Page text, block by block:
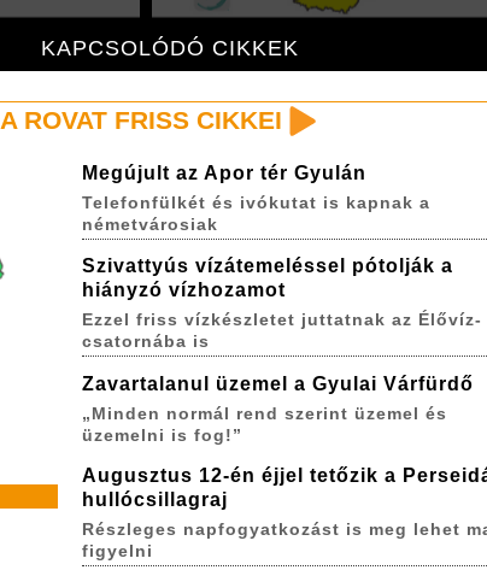
KAPCSOLÓDÓ CIKKEK
A ROVAT FRISS CIKKEI
Megújult az Apor tér Gyulán
Telefonfülkét és ivókutat is kapnak a
németvárosiak
Szivattyús vízátemeléssel pótolják a
hiányzó vízhozamot
Ezzel friss vízkészletet juttatnak az Élővíz-
csatornába is
Zavartalanul üzemel a Gyulai Várfürdő
„Minden normál rend szerint üzemel és
üzemelni is fog!”
Augusztus 12-én éjjel tetőzik a
hullócsillagraj
Részleges napfogyatkozást is meg lehet
figyelni